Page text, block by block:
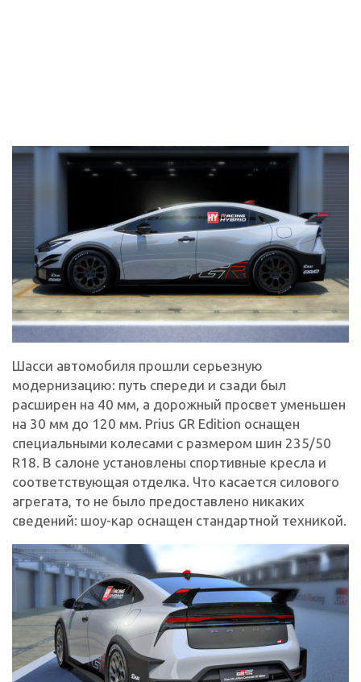
Шасси автомобиля прошли серьезную
модернизацию: путь спереди и сзади был
расширен на 40 мм, а дорожный просвет уменьшен
на 30 мм до 120 мм. Prius GR Edition оснащен
специальными колесами с размером шин 235/50
R18. В салоне установлены спортивные кресла и
соответствующая отделка. Что касается силового
агрегата, то не было предоставлено никаких
сведений: шоу-кар оснащен стандартной техникой.